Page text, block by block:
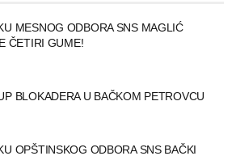
MESNOG ODBORA SNS MAGLIĆ
ČETIRI GUME!
BLOKADERA U BAČKOM PETROVCU
OPŠTINSKOG ODBORA SNS BAČKI